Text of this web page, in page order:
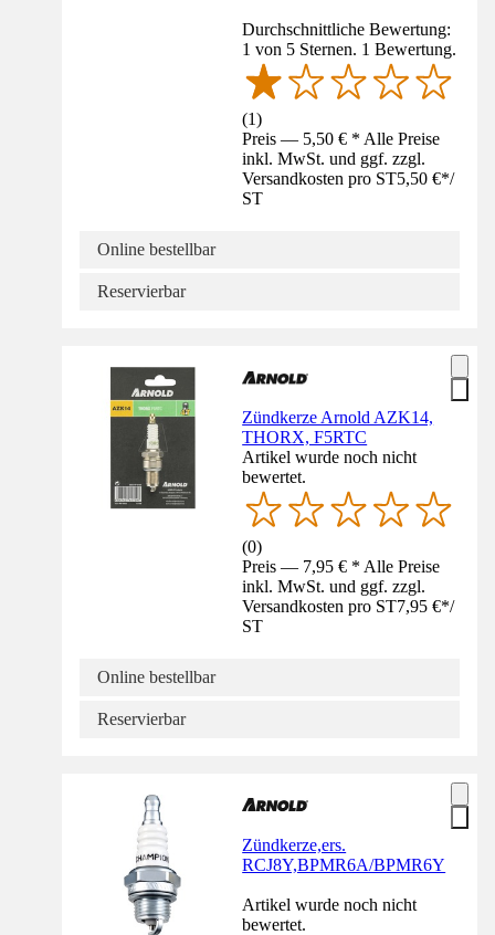
Durchschnittliche Bewertung:
1 von 5 Sternen. 1 Bewertung.
(1)
Preis — 5,50 € * Alle Preise
inkl. MwSt. und ggf. zzgl.
Versandkosten pro ST5,50 €*/
ST
Online bestellbar
Reservierbar
Zündkerze Arnold AZK14,
THORX, F5RTC
Artikel wurde noch nicht
bewertet.
(0)
Preis — 7,95 € * Alle Preise
inkl. MwSt. und ggf. zzgl.
Versandkosten pro ST7,95 €*/
ST
Online bestellbar
Reservierbar
Zündkerze,ers.
RCJ8Y,BPMR6A/BPMR6Y
Artikel wurde noch nicht
bewertet.